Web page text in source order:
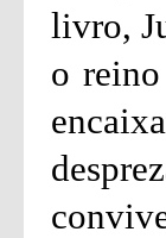
livro,
o